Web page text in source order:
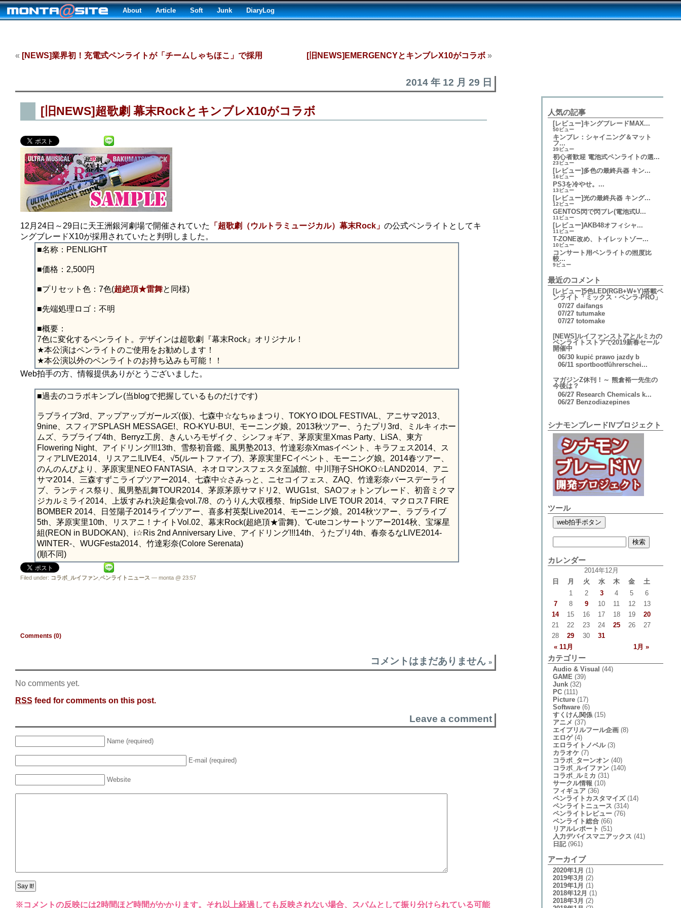
About Article Soft Junk DiaryLog
« [NEWS]業界初！充電式ペンライトが「チームしゃちほこ」で採用 [旧NEWS]EMERGENCYとキンブレX10がコラボ»
2014 年 12 月 29 日
[旧NEWS]超歌劇 幕末RockとキンブレX10がコラボ
12月24日～29日に天王洲銀河劇場で開催されていた 「超歌劇（ウルトラミュージカル）幕末Rock」 の公式ペンライトとしてキ
ングブレードX10が採用されていたと判明しました。
■名称：PENLIGHT
■価格：2,500円
■プリセット色：7色(超絶頂★雷舞と同様)
■先端処理ロゴ：不明
■概要：
7色に変化するペンライト。デザインは超歌劇『幕末Rock』オリジナル！
★本公演はペンライトのご使用をお勧めします！
★本公演以外のペンライトのお持ち込みも可能！！
Web拍手の方、情報提供ありがとうございました。
■過去のコラボキンブレ(当blogで把握しているものだけです)
ラブライブ3rd、アップアップガールズ(仮)、七森中☆なちゅまつり、TOKYO IDOL FESTIVAL、アニサマ2013、
9nine、スフィアSPLASH MESSAGE!、RO-KYU-BU!、モーニング娘。2013秋ツアー、うたプリ3rd、ミルキィホー
ムズ、ラブライブ4th、Berryz工房、きんいろモザイク、シンフォギア、茅原実里Xmas Party、LiSA、東方
Flowering Night、アイドリング!!!13th、雪祭初音鑑、風男塾2013、竹達彩奈Xmasイベント、キラフェス2014、ス
フィアLIVE2014、リスアニ!LIVE4、√5(ルートファイブ)、茅原実里FCイベント、モーニング娘。2014春ツアー、
のんのんびより、茅原実里NEO FANTASIA、ネオロマンスフェスタ至誠館、中川翔子SHOKO☆LAND2014、アニ
サマ2014、三森すずこライブツアー2014、七森中☆さみっと、ニセコイフェス、ZAQ、竹達彩奈バースデーライ
ブ、ランティス祭り、風男塾乱舞TOUR2014、茅原茅原サマドリ2、WUG1st、SAOフォトンブレード、初音ミクマ
ジカルミライ2014、上坂すみれ決起集会vol.7/8、のうりん大収穫祭、fripSide LIVE TOUR 2014、マクロス7 FIRE
BOMBER 2014、日笠陽子2014ライブツアー、喜多村英梨Live2014、モーニング娘。2014秋ツアー、ラブライブ
5th、茅原実里10th、リスアニ！ナイトVol.02、幕末Rock(超絶頂★雷舞)、℃-uteコンサートツアー2014秋、宝塚星
組(REON in BUDOKAN)、i☆Ris 2nd Anniversary Live、アイドリング!!!14th、うたプリ4th、春奈るなLIVE2014-
WINTER-、WUGFesta2014、竹達彩奈(Colore Serenata)
(順不同)
Filed under: コラボ_ルイファン ペンライトニュース — monta @ 23:57
Comments (0)
コメントはまだありません »
No comments yet.
RSS feed for comments on this post.
Leave a comment
Name (required)
E-mail (required)
Website
※コメントの反映には2時間ほど時間がかかります。それ以上経過しても反映されない場合、スパムとして振り分けられている可能
人気の記事
[レビュー]キングブレードMAX...
50ビュー
キンブレ：シャイニング＆マット
フ...
39ビュー
初心者歓迎 電池式ペンライトの選...
23ビュー
[レビュー]多色の最終兵器 キン...
16ビュー
PS3を冷やせ。...
13ビュー
[レビュー]光の最終兵器 キング...
12ビュー
GENTOS閃で閃ブレ(電池式U...
11ビュー
[レビュー]AKB48オフィシャ...
11ビュー
T-ZONE改め、トイレットゾー...
10ビュー
コンサート用ペンライトの照度比
較...
9ビュー
最近のコメント
[レビュー]5色LED(RGB+W+Y)搭載ペ
ンライト「ミックス・ペンラ-PRO」
07/27 daifangs
07/27 tutumake
07/27 totomake
[NEWS]ルイファンストアとルミカの
ペンライトストアで2019新春セール
開催中
06/30 kupić prawo jazdy b
06/11 sportbootführerschei...
マガジンZ休刊！～ 熊倉裕一先生の
今後は？
06/27 Research Chemicals k...
06/27 Benzodiazepines
シナモンブレードIVプロジェクト
ツール
カレンダー
2014年12月
日
月 火 水 木 金 土
« 11月 1月 »
1 2 3 4 5
6
7
8 9 10 11 12
13
14
15 16 17 18 19
20
21
22 23 24 25 26
27
28
29 30 31
カテゴリー
Audio & Visual (44)
GAME (39)
Junk(32)
PC(111)
Picture(17)
Software(6)
すくけん関係(15)
アニメ (37)
エイプリルフール企画(8)
エロゲ(4)
エロライトノベル(3)
カラオケ(7)
コラボ_ターンオン(40)
コラボ_ルイファン(140)
コラボ_ルミカ (31)
サークル情報 (10)
フィギュア(36)
ペンライトカスタマイズ(14)
ペンライトニュース (314)
ペンライトレビュー(76)
ペンライト総合(66)
リアルレポート (51)
入力デバイスマニアックス (41)
日記(961)
アーカイブ
2020年1月 (1)
2019年3月 (2)
2019年1月 (1)
2018年12月 (1)
2018年3月 (2)